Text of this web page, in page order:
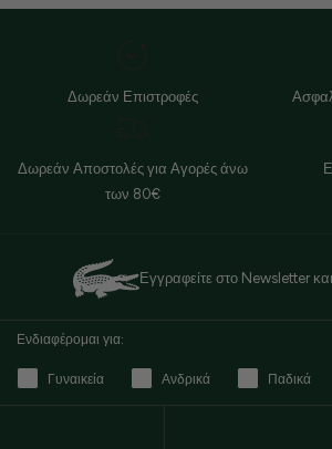
Δωρεάν Επιστροφές
Δωρεάν Αποστολές για Αγορές άνω
των 80€
Εγγραφείτε στο Newsletter
Ενδιαφέρομαι για:
Γυναικεία Ανδρικά Παδικά